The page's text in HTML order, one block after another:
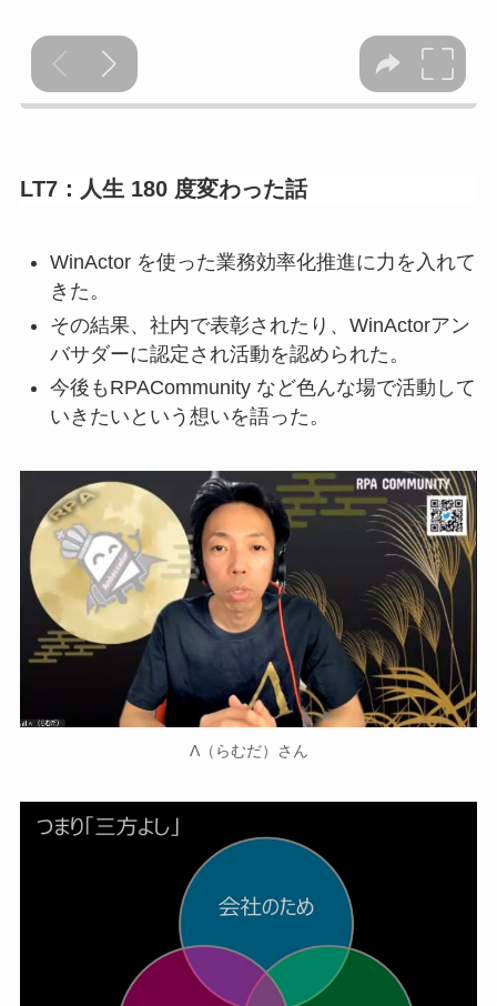
LT7：人生 180 度変わった話
WinActor を使った業務効率化推進に力を入れて
きた。
その結果、社内で表彰されたり、WinActorアン
バサダーに認定され活動を認められた。
今後もRPACommunity など色んな場で活動して
いきたいという想いを語った。
Λ（らむだ）さん